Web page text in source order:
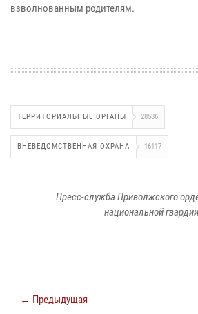
взволнованным родителям.
ТЕРРИТОРИАЛЬНЫЕ ОРГАНЫ 28586
ВНЕВЕДОМСТВЕННАЯ ОХРАНА 16117
Пресс-служба Приволжского
национальной
← Предыдущая